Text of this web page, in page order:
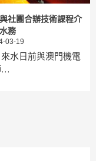
社團合辦技術課程介
務
03-19
水日前與澳門機電
…